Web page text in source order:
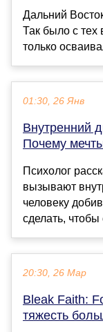
Дальний
Так было с тех
только
01:30, 26 Янв
Внутренний
Почему
Психолог
вызывают
человеку
сделать,
20:30, 26 Мар
Bleak Faith:
тяжесть